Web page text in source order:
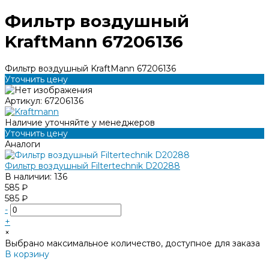
Фильтр воздушный
KraftMann 67206136
Фильтр воздушный KraftMann 67206136
Уточнить цену
Артикул: 67206136
Наличие уточняйте у менеджеров
Уточнить цену
Аналоги
Фильтр воздушный Filtertechnik D20288
В наличии: 136
585 ₽
585 ₽
-
+
×
Выбрано максимальное количество, доступное для заказа
В корзину